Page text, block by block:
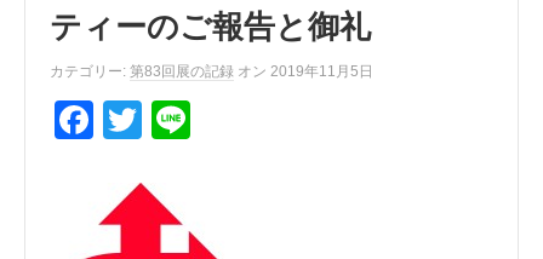
ティーのご報告と御礼
カテゴリー: 第83回展の記録 オン 2019年11月5日
F
e
T
tt
er